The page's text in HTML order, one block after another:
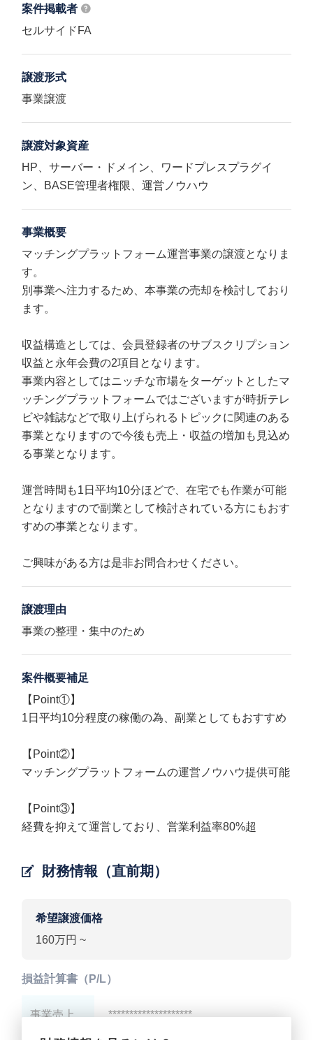
案件掲載者
セルサイドFA
譲渡形式
事業譲渡
譲渡対象資産
HP、サーバー・ドメイン、ワードプレスプラグイ
ン、BASE管理者権限、運営ノウハウ
事業概要
マッチングプラットフォーム運営事業の譲渡となりま
す。
別事業へ注力するため、本事業の売却を検討しており
ます。
収益構造としては、会員登録者のサブスクリプション
収益と永年会費の2項目となります。
事業内容としてはニッチな市場をターゲットとしたマ
ッチングプラットフォームではございますが時折テレ
ビや雑誌などで取り上げられるトピックに関連のある
事業となりますので今後も売上・収益の増加も見込め
る事業となります。
運営時間も1日平均10分ほどで、在宅でも作業が可能
となりますので副業として検討されている方にもおす
すめの事業となります。
ご興味がある方は是非お問合わせください。
譲渡理由
事業の整理・集中のため
案件概要補足
【Point①】
1日平均10分程度の稼働の為、副業としてもおすすめ
【Point②】
マッチングプラットフォームの運営ノウハウ提供可能
【Point③】
経費を抑えて運営しており、営業利益率80%超
財務情報（直前期）
希望譲渡価格
160万円 ~
損益計算書（P/L）
事業売上 ********************